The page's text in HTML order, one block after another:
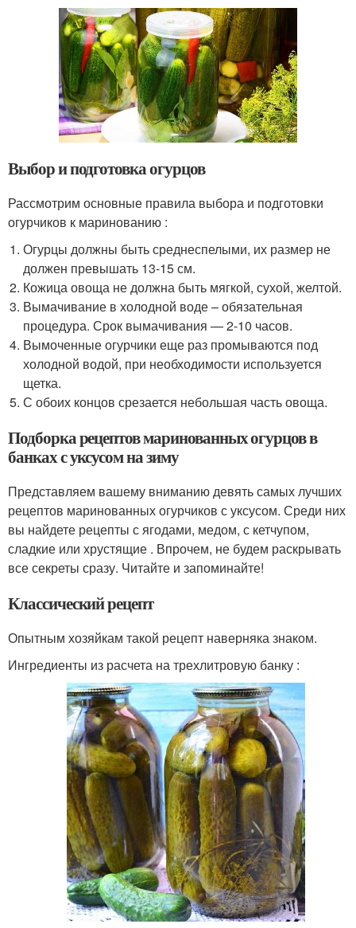
Выбор и подготовка огурцов
Рассмотрим основные правила выбора и подготовки
огурчиков к маринованию :
Огурцы должны быть среднеспелыми, их размер не
должен превышать 13-15 см.
Кожица овоща не должна быть мягкой, сухой, желтой.
Вымачивание в холодной воде – обязательная
процедура. Срок вымачивания — 2-10 часов.
Вымоченные огурчики еще раз промываются под
холодной водой, при необходимости используется
щетка.
С обоих концов срезается небольшая часть овоща.
Подборка рецептов маринованных огурцов в
банках с уксусом на зиму
Представляем вашему вниманию девять самых лучших
рецептов маринованных огурчиков с уксусом. Среди них
вы найдете рецепты с ягодами, медом, с кетчупом,
сладкие или хрустящие . Впрочем, не будем раскрывать
все секреты сразу. Читайте и запоминайте!
Классический рецепт
Опытным хозяйкам такой рецепт наверняка знаком.
Ингредиенты из расчета на трехлитровую банку :